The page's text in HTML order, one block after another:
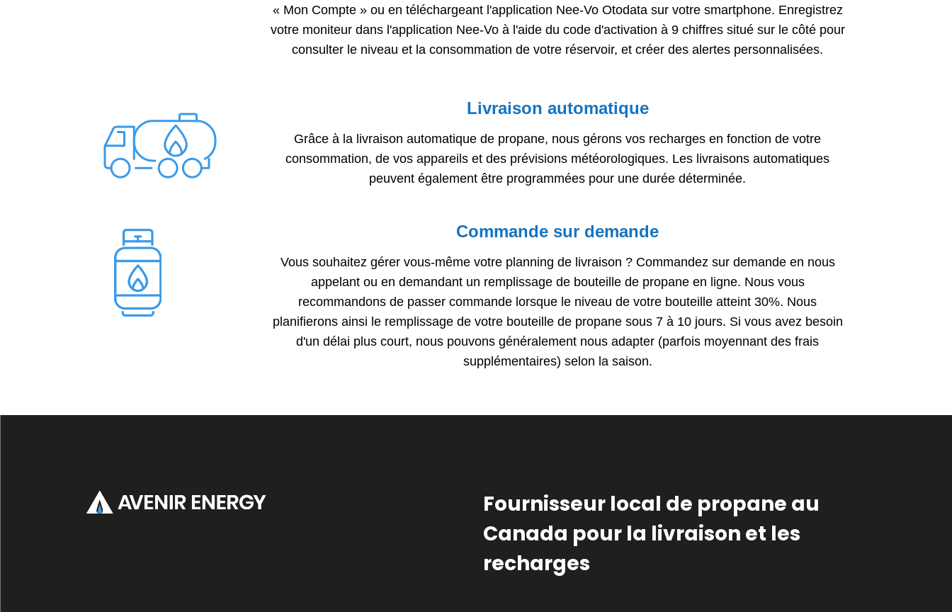
« Mon Compte » ou en téléchargeant l'application Nee-Vo Otodata sur votre smartphone. Enregistrez
votre moniteur dans l'application Nee-Vo à l'aide du code d'activation à 9 chiffres situé sur le côté pour
consulter le niveau et la consommation de votre réservoir, et créer des alertes personnalisées.
Livraison automatique
Grâce à la livraison automatique de propane, nous gérons vos recharges en fonction de votre
consommation, de vos appareils et des prévisions météorologiques. Les livraisons automatiques
peuvent également être programmées pour une durée déterminée.
Commande sur demande
Vous souhaitez gérer vous-même votre planning de livraison ? Commandez sur demande en nous
appelant ou en demandant un remplissage de bouteille de propane en ligne. Nous vous
recommandons de passer commande lorsque le niveau de votre bouteille atteint 30%. Nous
planifierons ainsi le remplissage de votre bouteille de propane sous 7 à 10 jours. Si vous avez besoin
d'un délai plus court, nous pouvons généralement nous adapter (parfois moyennant des frais
supplémentaires) selon la saison.
Fournisseur local de propane au
Canada pour la livraison et les
recharges